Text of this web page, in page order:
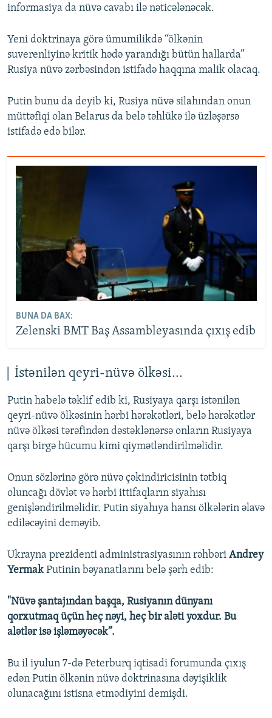
informasiya da nüvə cavabı ilə nəticələnəcək.
Yeni doktrinaya görə ümumilikdə “ölkənin
suverenliyinə kritik hədə yarandığı bütün hallarda”
Rusiya nüvə zərbəsindən istifadə haqqına malik olacaq.
Putin bunu da deyib ki, Rusiya nüvə silahından onun
müttəfiqi olan Belarus da belə təhlükə ilə üzləşərsə
istifadə edə bilər.
BUNA DA BAX:
Zelenski BMT Baş Assambleyasında çıxış edib
İstənilən qeyri-nüvə ölkəsi...
Putin habelə təklif edib ki, Rusiyaya qarşı istənilən
qeyri-nüvə ölkəsinin hərbi hərəkətləri, belə hərəkətlər
nüvə ölkəsi tərəfindən dəstəklənərsə onların Rusiyaya
qarşı birgə hücumu kimi qiymətləndirilməlidir.
Onun sözlərinə görə nüvə çəkindiricisinin tətbiq
oluncağı dövlət və hərbi ittifaqların siyahısı
genişləndirilməlidir. Putin siyahıya hansı ölkələrin əlavə
ediləcəyini deməyib.
Ukrayna prezidenti administrasiyasının rəhbəri Andrey
YermakPutinin bəyanatlarını belə şərh edib:
"Nüvə şantajından başqa, Rusiyanın dünyanı
qorxutmaq üçün heç nəyi, heç bir aləti yoxdur. Bu
alətlər isə işləməyəcək”.
Bu il iyulun 7-də Peterburq iqtisadi forumunda çıxış
edən Putin ölkənin nüvə doktrinasına dəyişiklik
olunacağını istisna etmədiyini demişdi.